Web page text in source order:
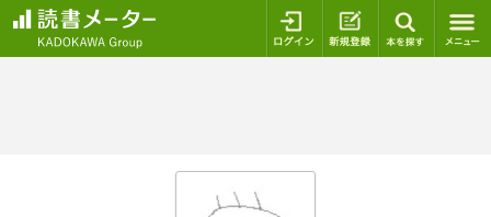
ログイン 新規登録